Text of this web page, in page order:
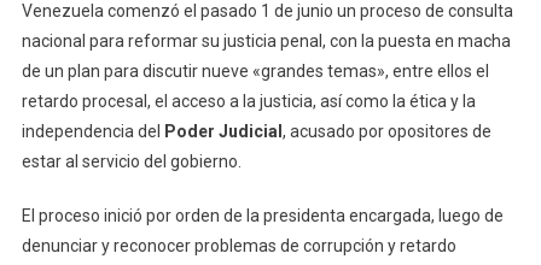
Venezuela comenzó el pasado 1 de junio un proceso de consulta
nacional para reformar su justicia penal, con la puesta en macha
de un plan para discutir nueve «grandes temas», entre ellos el
retardo procesal, el acceso a la justicia, así como la ética y la
independencia del
Poder Judicial , acusado por opositores de
estar al servicio del gobierno.
El proceso inició por orden de la presidenta encargada, luego de
denunciar y reconocer problemas de corrupción y retardo